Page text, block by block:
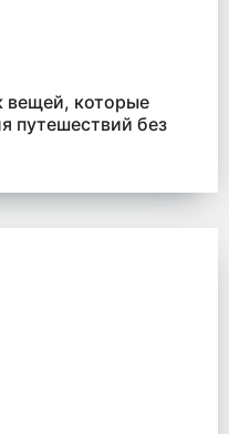
вещей, которые
путешествий без